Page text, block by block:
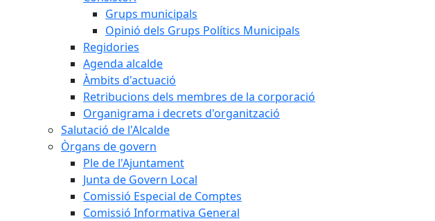
Grups municipals
Opinió dels Grups Polítics Municipals
Regidories
Agenda alcalde
Àmbits d'actuació
Retribucions dels membres de la corporació
Organigrama i decrets d'organització
Salutació de l'Alcalde
Òrgans de govern
Ple de l'Ajuntament
Junta de Govern Local
Comissió Especial de Comptes
Comissió Informativa General